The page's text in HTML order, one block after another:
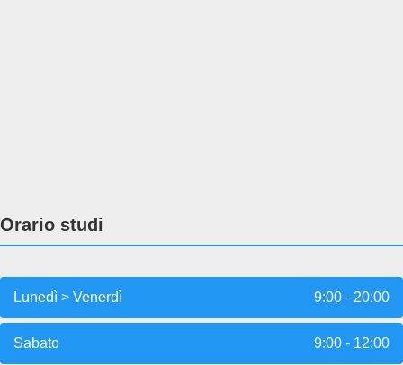
Orario studi
Lunedì > Venerdì 9:00 - 20:00
Sabato 9:00 - 12:00